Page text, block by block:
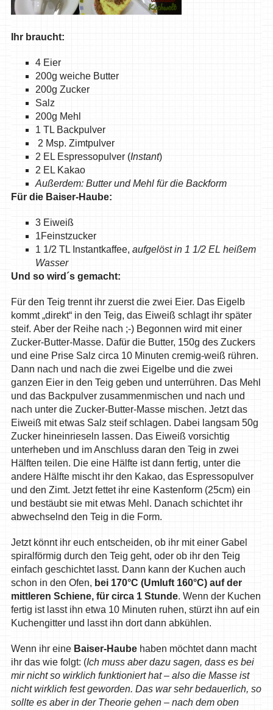
Ihr braucht:
4 Eier
200g weiche Butter
200g Zucker
Salz
200g Mehl
1 TL Backpulver
2 Msp. Zimtpulver
2 EL Espressopulver (Instant)
2 EL Kakao
Außerdem: Butter und Mehl für die Backform
Für die Baiser-Haube:
3 Eiweiß
1Feinstzucker
1 1/2 TL Instantkaffee, aufgelöst in 1 1/2 EL heißem
Wasser
Und so wird´s gemacht:
Für den Teig trennt ihr zuerst die zwei Eier. Das Eigelb
kommt „direkt“ in den Teig, das Eiweiß schlagt ihr später
steif. Aber der Reihe nach ;-) Begonnen wird mit einer
Zucker-Butter-Masse. Dafür die Butter, 150g des Zuckers
und eine Prise Salz circa 10 Minuten cremig-weiß rühren.
Dann nach und nach die zwei Eigelbe und die zwei
ganzen Eier in den Teig geben und unterrühren. Das Mehl
und das Backpulver zusammenmischen und nach und
nach unter die Zucker-Butter-Masse mischen. Jetzt das
Eiweiß mit etwas Salz steif schlagen. Dabei langsam 50g
Zucker hineinrieseln lassen. Das Eiweiß vorsichtig
unterheben und im Anschluss daran den Teig in zwei
Hälften teilen. Die eine Hälfte ist dann fertig, unter die
andere Hälfte mischt ihr den Kakao, das Espressopulver
und den Zimt. Jetzt fettet ihr eine Kastenform (25cm) ein
und bestäubt sie mit etwas Mehl. Danach schichtet ihr
abwechselnd den Teig in die Form.
Jetzt könnt ihr euch entscheiden, ob ihr mit einer Gabel
spiralförmig durch den Teig geht, oder ob ihr den Teig
einfach geschichtet lasst. Dann kann der Kuchen auch
schon in den Ofen, bei 170°C (Umluft 160°C) auf der
mittleren Schiene, für circa 1 Stunde. Wenn der Kuchen
fertig ist lasst ihn etwa 10 Minuten ruhen, stürzt ihn auf ein
Kuchengitter und lasst ihn dort dann abkühlen.
Wenn ihr eine Baiser-Haubehaben möchtet dann macht
ihr das wie folgt: (Ich muss aber dazu sagen, dass es bei
mir nicht so wirklich funktioniert hat – also die Masse ist
nicht wirklich fest geworden. Das war sehr bedauerlich, so
sollte es aber in der Theorie gehen – nach dem oben